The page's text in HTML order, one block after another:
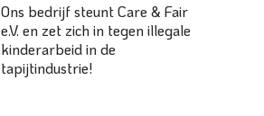
Ons bedrijf steunt Care & Fair
e.V. en zet zich in tegen illegale
kinderarbeid in de
tapijtindustrie!